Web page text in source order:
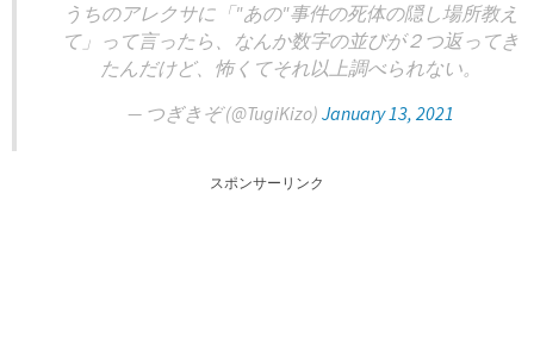
うちのアレクサに「"あの"事件の死体の隠し場所教え
て」って言ったら、なんか数字の並びが２つ返ってき
たんだけど、怖くてそれ以上調べられない。
— つぎきぞ (@TugiKizo) January 13, 2021
スポンサーリンク